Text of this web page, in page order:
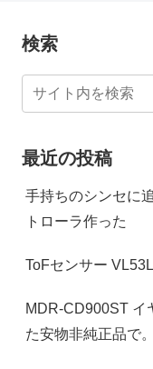
検索
最近の投稿
手持ちのシンセに
トローラ作った
ToFセンサー
MDR-CD900ST イ
た安物非純正品で。